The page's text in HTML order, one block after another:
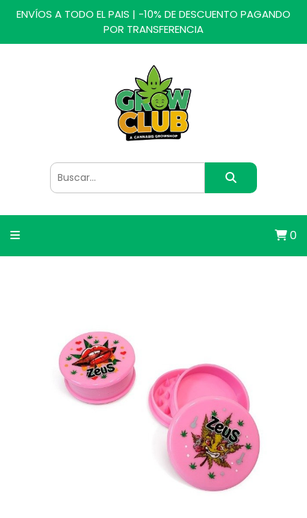
ENVÍOS A TODO EL PAIS | -10% DE DESCUENTO PAGANDO
POR TRANSFERENCIA
0